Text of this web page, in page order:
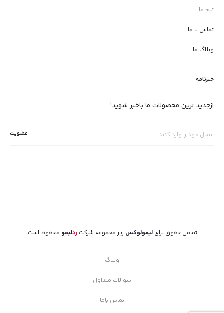
تیم ما
تماس با ما
وبلاگ ما
خبرنامه
ازجدید ترین محصولات ما باخبر شوید!
تمامی حقوق برای لیمولوکس زیر مجموعه شرکت ردلیمو محفوظ است.
وبلاگ
سوالات متداول
تماس باما